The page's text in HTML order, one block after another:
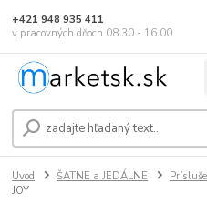
+421 948 935 411
v pracovných dňoch 08.30 - 16.00
Úvod ŠATNE a JEDÁLNE
JOY